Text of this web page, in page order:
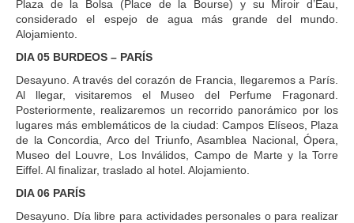
Plaza de la Bolsa (Place de la Bourse) y su Miroir d’Eau,
considerado el espejo de agua más grande del mundo.
Alojamiento.
DIA 05 BURDEOS – PARÍS
Desayuno. A través del corazón de Francia, llegaremos a París.
Al llegar, visitaremos el Museo del Perfume Fragonard.
Posteriormente, realizaremos un recorrido panorámico por los
lugares más emblemáticos de la ciudad: Campos Elíseos, Plaza
de la Concordia, Arco del Triunfo, Asamblea Nacional, Ópera,
Museo del Louvre, Los Inválidos, Campo de Marte y la Torre
Eiffel. Al finalizar, traslado al hotel. Alojamiento.
DIA 06 PARÍS
Desayuno. Día libre para actividades personales o para realizar